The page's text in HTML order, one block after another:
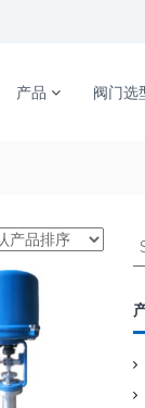
产品 阀门选
S
r
c
f
o